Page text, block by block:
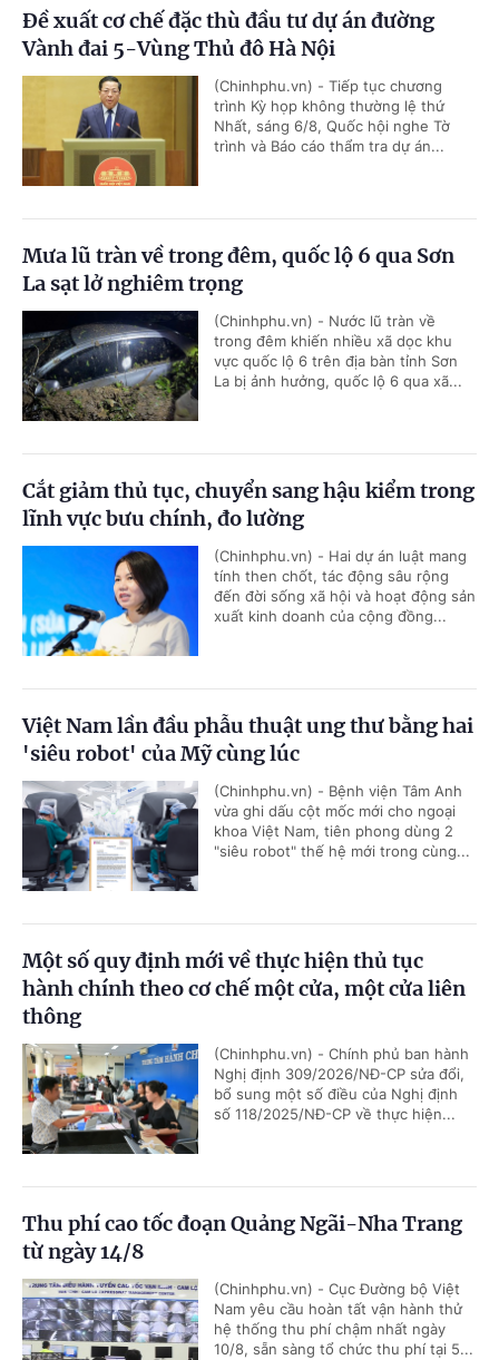
Đề xuất cơ chế đặc thù đầu tư dự án đường
Vành đai 5-Vùng Thủ đô Hà Nội
(Chinhphu.vn) - Tiếp tục chương
trình Kỳ họp không thường lệ thứ
Nhất, sáng 6/8, Quốc hội nghe Tờ
trình và Báo cáo thẩm tra dự án...
Mưa lũ tràn về trong đêm, quốc lộ 6 qua Sơn
La sạt lở nghiêm trọng
(Chinhphu.vn) - Nước lũ tràn về
trong đêm khiến nhiều xã dọc khu
vực quốc lộ 6 trên địa bàn tỉnh Sơn
La bị ảnh hưởng, quốc lộ 6 qua xã...
Cắt giảm thủ tục, chuyển sang hậu kiểm trong
lĩnh vực bưu chính, đo lường
(Chinhphu.vn) - Hai dự án luật mang
tính then chốt, tác động sâu rộng
đến đời sống xã hội và hoạt động sản
xuất kinh doanh của cộng đồng...
Việt Nam lần đầu phẫu thuật ung thư bằng hai
'siêu robot' của Mỹ cùng lúc
(Chinhphu.vn) - Bệnh viện Tâm Anh
vừa ghi dấu cột mốc mới cho ngoại
khoa Việt Nam, tiên phong dùng 2
"siêu robot" thế hệ mới trong cùng...
Một số quy định mới về thực hiện thủ tục
hành chính theo cơ chế một cửa, một cửa liên
thông
(Chinhphu.vn) - Chính phủ ban hành
Nghị định 309/2026/NĐ-CP sửa đổi,
bổ sung một số điều của Nghị định
số 118/2025/NĐ-CP về thực hiện...
Thu phí cao tốc đoạn Quảng Ngãi-Nha Trang
từ ngày 14/8
(Chinhphu.vn) - Cục Đường bộ Việt
Nam yêu cầu hoàn tất vận hành thử
hệ thống thu phí chậm nhất ngày
10/8, sẵn sàng tổ chức thu phí tại 5...